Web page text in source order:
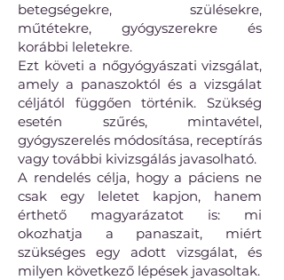
betegségekre, szülésekre,
műtétekre, gyógyszerekre és
korábbi leletekre.
Ezt követi a nőgyógyászati vizsgálat,
amely a panaszoktól és a vizsgálat
céljától függően történik. Szükség
esetén szűrés, mintavétel,
gyógyszerelés módosítása, receptírás
vagy további kivizsgálás javasolható.
A rendelés célja, hogy a páciens ne
csak egy leletet kapjon, hanem
érthető magyarázatot is: mi
okozhatja a panaszait, miért
szükséges egy adott vizsgálat, és
milyen következő lépések javasoltak.